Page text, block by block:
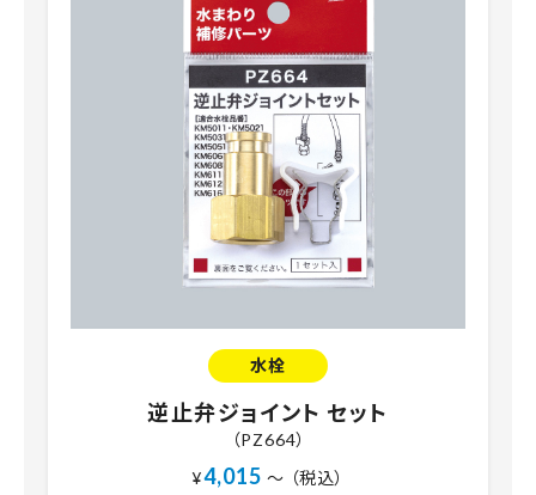
水栓
逆止弁ジョイント セット
（PZ664）
¥4,015 ～ （税込）